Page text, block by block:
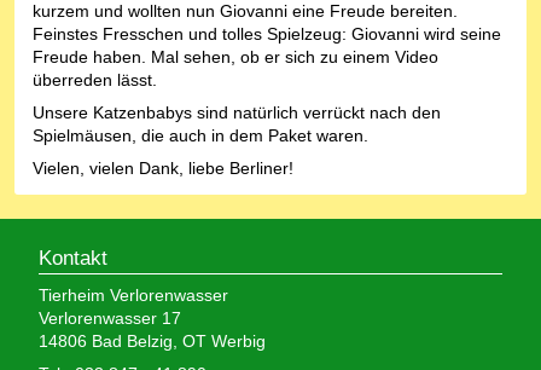
kurzem und wollten nun Giovanni eine Freude bereiten.
Feinstes Fresschen und tolles Spielzeug: Giovanni wird seine
Freude haben. Mal sehen, ob er sich zu einem Video
überreden lässt.
Unsere Katzenbabys sind natürlich verrückt nach den
Spielmäusen, die auch in dem Paket waren.
Vielen, vielen Dank, liebe Berliner!
Kontakt
Tierheim Verlorenwasser
Verlorenwasser 17
14806 Bad Belzig, OT Werbig